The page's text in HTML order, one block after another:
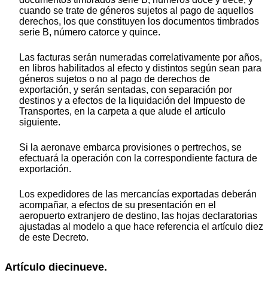
cuando se trate de géneros sujetos al pago de aquellos
derechos, los que constituyen los documentos timbrados
serie B, número catorce y quince.
Las facturas serán numeradas correlativamente por años,
en libros habilitados al efecto y distintos según sean para
géneros sujetos o no al pago de derechos de
exportación, y serán sentadas, con separación por
destinos y a efectos de la liquidación del Impuesto de
Transportes, en la carpeta a que alude el artículo
siguiente.
Si la aeronave embarca provisiones o pertrechos, se
efectuará la operación con la correspondiente factura de
exportación.
Los expedidores de las mercancías exportadas deberán
acompañar, a efectos de su presentación en el
aeropuerto extranjero de destino, las hojas declaratorias
ajustadas al modelo a que hace referencia el artículo diez
de este Decreto.
Artículo diecinueve.